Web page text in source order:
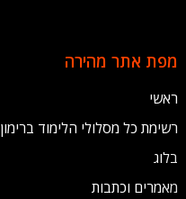
מפת אתר מהירה
ראשי
רשימת כל מסלולי הלימוד ברימון
בלוג
מאמרים וכתבות